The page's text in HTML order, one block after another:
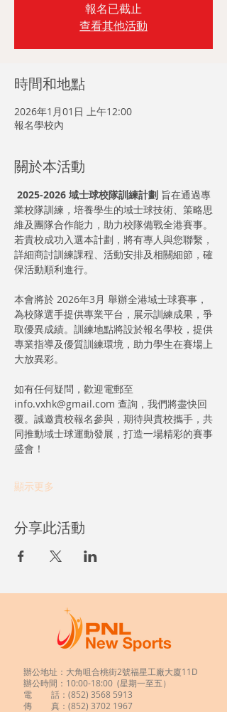
報名已截止
查看其他活動
時間和地點
2026年1月01日 上午12:00
報名學校內
關於本活動
2025-2026 域士球校隊訓練計劃 旨在通過專
業校隊訓練，培養學生的域士球技術、策略思
維及團隊合作能力，助力校隊備戰全港賽事。
若貴校成功入選本計劃，將有專人與您聯繫，
詳細商討訓練課程、活動安排及相關細節，確
保活動順利進行。
本會將於 2026年3月 舉辦全港域士球賽事，
為校隊選手提供專業平台，展示訓練成果，爭
取優異成績。訓練地點將設於報名學校，提供
專業指導及優質訓練環境，助力學生在賽場上
大放異彩。
如有任何疑問，歡迎電郵至
info.vxhk@gmail.com 查詢，我們將盡快回
覆。誠邀貴校報名參與，期待與貴校攜手，共
同推動域士球運動發展，打造一場精彩的賽事
盛會！
顯示更多
分享此活動
辦公地址：大角咀合桃街2號福星工廠大廈11D
辦公時間：10:00-18:00 (星期一至五）
電 話：(852) 3568 5913
傳 真：(852) 3702 1967